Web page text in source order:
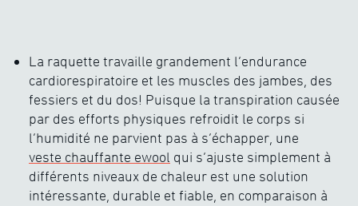
La raquette travaille grandement l’endurance
cardiorespiratoire et les muscles des jambes, des
fessiers et du dos! Puisque la transpiration causée
par des efforts physiques refroidit le corps si
l’humidité ne parvient pas à s’échapper, une
veste chauffante ewool qui s’ajuste simplement à
différents niveaux de chaleur est une solution
intéressante, durable et fiable, en comparaison à